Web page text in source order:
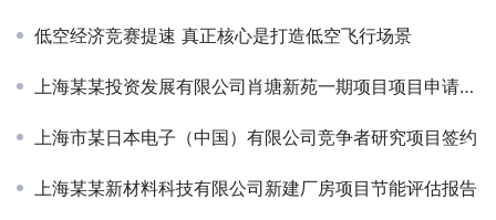
低空经济竞赛提速 真正核心是打造低空飞行场景
上海某某投资发展有限公司肖塘新苑一期项目项目申请报告
上海市某日本电子（中国）有限公司竞争者研究项目签约
上海某某新材料科技有限公司新建厂房项目节能评估报告